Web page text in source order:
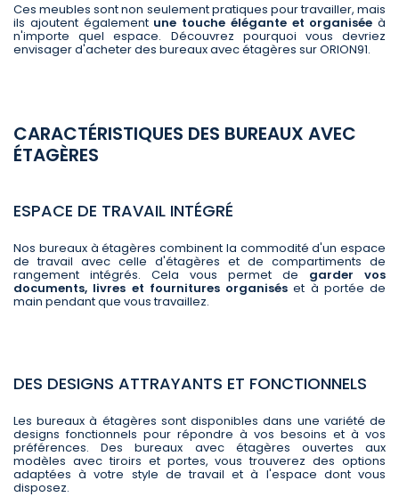
Ces meubles sont non seulement pratiques pour travailler, mais
ils ajoutent également une touche élégante et organisée à
n'importe quel espace. Découvrez pourquoi vous devriez
envisager d'acheter des bureaux avec étagères sur ORION91.
CARACTÉRISTIQUES DES BUREAUX AVEC
ÉTAGÈRES
ESPACE DE TRAVAIL INTÉGRÉ
Nos bureaux à étagères combinent la commodité d'un espace
de travail avec celle d'étagères et de compartiments de
rangement intégrés. Cela vous permet de garder vos
documents, livres et fournitures organisés et à portée de
main pendant que vous travaillez.
DES DESIGNS ATTRAYANTS ET FONCTIONNELS
Les bureaux à étagères sont disponibles dans une variété de
designs fonctionnels pour répondre à vos besoins et à vos
préférences. Des bureaux avec étagères ouvertes aux
modèles avec tiroirs et portes, vous trouverez des options
adaptées à votre style de travail et à l'espace dont vous
disposez.